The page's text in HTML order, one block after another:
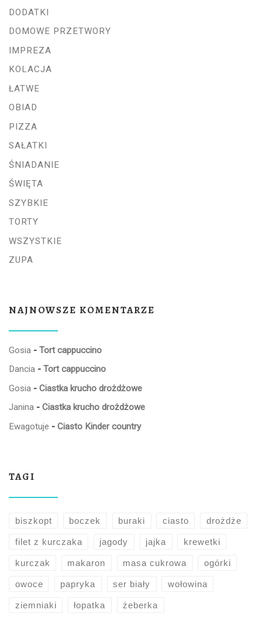
DODATKI
DOMOWE PRZETWORY
IMPREZA
KOLACJA
ŁATWE
OBIAD
PIZZA
SAŁATKI
ŚNIADANIE
ŚWIĘTA
SZYBKIE
TORTY
WSZYSTKIE
ZUPA
NAJNOWSZE KOMENTARZE
Gosia - Tort cappuccino
Dancia - Tort cappuccino
Gosia - Ciastka krucho drożdżowe
Janina - Ciastka krucho drożdżowe
Ewagotuje - Ciasto Kinder country
TAGI
biszkopt boczek buraki ciasto drożdże
filet z kurczaka jagody jajka krewetki
kurczak makaron masa cukrowa ogórki
owoce papryka ser biały wołowina
ziemniaki łopatka żeberka